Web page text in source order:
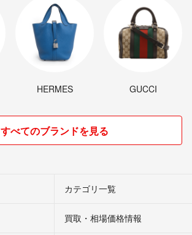
HERMES GUCCI
すべてのブランドを見る
カテゴリ一覧
買取・相場価格情報